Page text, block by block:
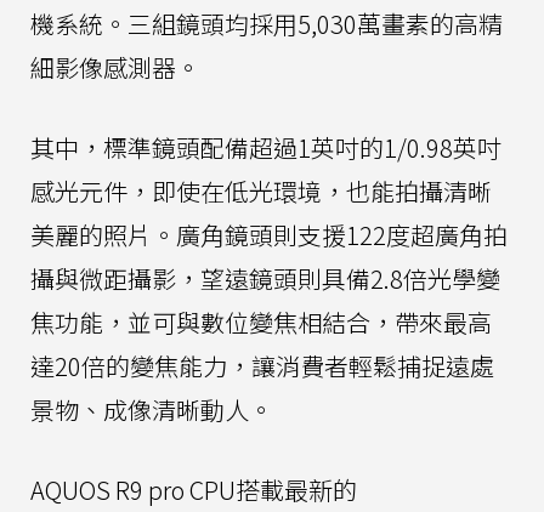
機系統。三組鏡頭均採用5,030萬畫素的高精
細影像感測器。
其中，標準鏡頭配備超過1英吋的1/0.98英吋
感光元件，即使在低光環境，也能拍攝清晰
美麗的照片。廣角鏡頭則支援122度超廣角拍
攝與微距攝影，望遠鏡頭則具備2.8倍光學變
焦功能，並可與數位變焦相結合，帶來最高
達20倍的變焦能力，讓消費者輕鬆捕捉遠處
景物、成像清晰動人。
AQUOS R9 pro CPU搭載最新的